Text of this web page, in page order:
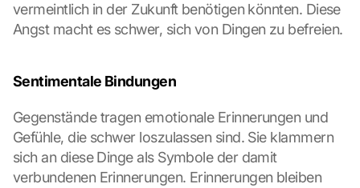
vermeintlich in der Zukunft benötigen könnten. Diese
Angst macht es schwer, sich von Dingen zu befreien.
Sentimentale Bindungen
Gegenstände tragen emotionale Erinnerungen und
Gefühle, die schwer loszulassen sind. Sie klammern
sich an diese Dinge als Symbole der damit
verbundenen Erinnerungen. Erinnerungen bleiben